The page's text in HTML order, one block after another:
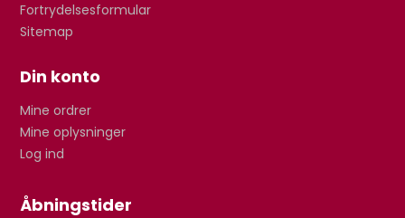
Fortrydelsesformular
Sitemap
Din konto
Mine ordrer
Mine oplysninger
Log ind
Åbningstider